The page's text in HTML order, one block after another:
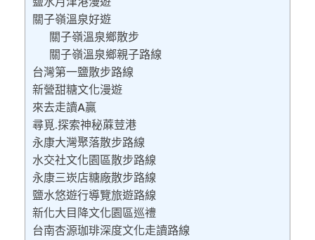
關子嶺溫泉好遊
關子嶺溫泉鄉散步
關子嶺溫泉鄉親子路線
台灣第一鹽散步路線
新營甜糖文化漫遊
來去走讀A贏
尋覓.探索神秘蔴荳港
永康大灣聚落散步路線
水交社文化園區散步路線
永康三崁店糖廠散步路線
鹽水悠遊行導覽旅遊路線
新化大目降文化園區巡禮
台南杏源珈琲深度文化走讀路線